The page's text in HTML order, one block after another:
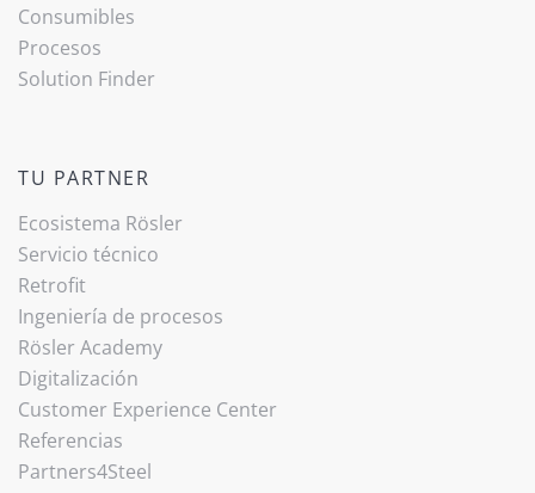
Consumibles
Procesos
Solution Finder
TU PARTNER
Ecosistema Rösler
Servicio técnico
Retrofit
Ingeniería de procesos
Rösler Academy
Digitalización
Customer Experience Center
Referencias
Partners4Steel